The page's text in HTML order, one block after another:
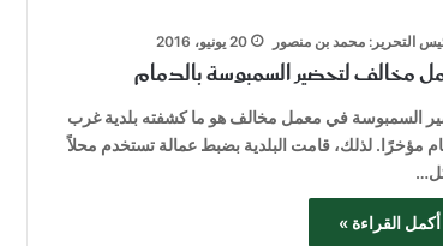
التحرير: محمد بن منصور 20 يونيو، 2016
مخالف لتحضير السمبوسة بالدمام
السمبوسة في معمل مخالف هو ما كشفته بلدية غرب
مؤخرًا. لذلك، قامت البلدية بضبط عمالة تستخدم محلاً
أكمل القراءة »